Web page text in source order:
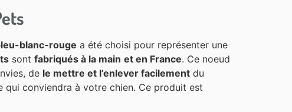
blanc-rouge a été choisi pour représenter une
sont fabriqués à la main et en France. Ce noeud
de le mettre et l’enlever facilement du
conviendra à votre chien. Ce produit est